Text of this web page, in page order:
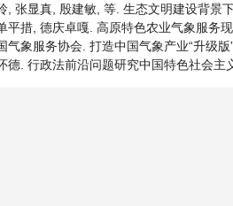
, 张显真, 殷建敏, 等. 生态文明建设背
平措, 德庆卓嘎. 高原特色农业气象服务
气象服务协会. 打造中国气象产业“升级
德. 行政法前沿问题研究中国特色社会主